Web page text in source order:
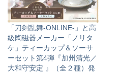
「刀剣乱舞-ONLINE-」と高
級陶磁器メーカー「ノリタ
ケ」ティーカップ＆ソーサ
ーセット第4弾『加州清光／
大和守安定 』（全２種）発